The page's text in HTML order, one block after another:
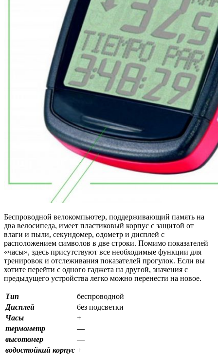
Беспроводной велокомпьютер, поддерживающий память на
два велосипеда, имеет пластиковый корпус с защитой от
влаги и пыли, секундомер, одометр и дисплей с
расположением символов в две строки. Помимо показателей
«часы», здесь присутствуют все необходимые функции для
тренировок и отслеживания показателей прогулок. Если вы
хотите перейти с одного гаджета на другой, значения с
предыдущего устройства легко можно перенести на новое.
Тип
беспроводной
Дисплей
без подсветки
Часы
+
термометр
—
высотомер
—
водостойкий корпус +